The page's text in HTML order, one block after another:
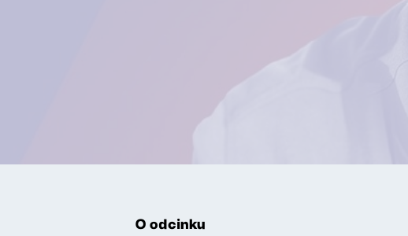
O odcinku